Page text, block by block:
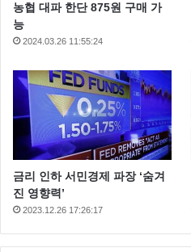
농협 대파 한단 875원 구매 가
능
2024.03.26 11:55:24
금리 인하 서민경제 파장 ‘숨겨
진 영향력’
2023.12.26 17:26:17